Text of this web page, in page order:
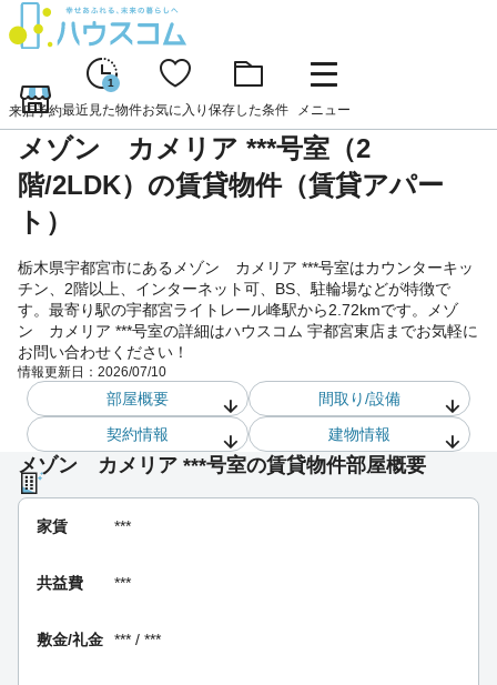
来店予約
1
最近見た物件お気に入り 保存した条件 メニュー
メゾン カメリア ***号室（2
階/2LDK）の賃貸物件（賃貸アパー
ト）
栃木県宇都宮市にあるメゾン カメリア ***号室はカウンターキッ
チン、2階以上、インターネット可、BS、駐輪場などが特徴で
す。最寄り駅の宇都宮ライトレール峰駅から2.72kmです。メゾ
ン カメリア ***号室の詳細はハウスコム 宇都宮東店までお気軽に
お問い合わせください！
情報更新日： 2026/07/10
部屋概要
間取り/設備
契約情報
建物情報
メゾン カメリア ***号室の賃貸物件部屋概要
家賃 ***
共益費 ***
敷金/礼金 *** / ***